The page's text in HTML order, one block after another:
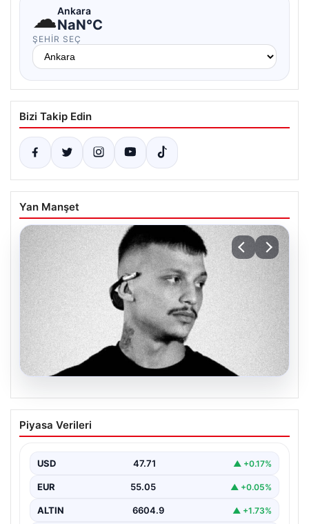
☁Ankara
NaN°C
ŞEHIR SEÇ
Bizi Takip Edin
Yan Manşet
06.08.2026
Klibinde silah kullanan rapçi Yuşa
Keskin ile 3 şüpheli adli kontrol ile
Piyasa Verileri
USD 47.71 ▲ +0.17%
EUR 55.05 ▲ +0.05%
ALTIN 6604.9 ▲ +1.73%